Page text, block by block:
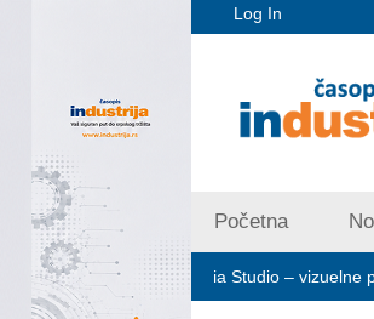
Log In
Početna
Art Utopia Studio – vizuelne priče